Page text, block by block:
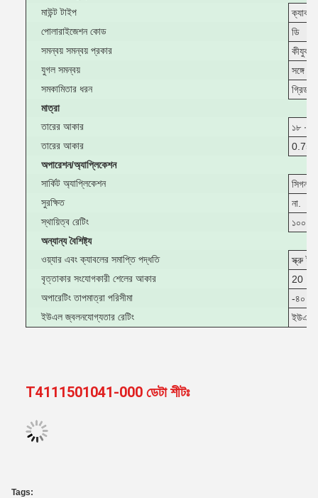
মাউন্ট টাইপ
ক্যাবল
পোলারাইজেশন কোড
ডি
সমন্বয় সমন্বয় প্রকার
কীযুক্ত
যুগল সমন্বয়
সঙ্গে
সমকামিতার ধরন
মাত্রা
তারের আকার
১৮ ∙
তারের আকার
0.75 ∙
অপারেশন/অ্যাপ্লিকেশন
সার্কিট অ্যাপ্লিকেশন
সুরক্ষিত
না.
স্থায়িত্ব রেটিং
১০০
অন্যান্য বৈশিষ্ট্য
ওয়্যার এবং ক্যাবলের সমাপ্তি পদ্ধতি
স্ক্রু
বৃত্তাকার সংযোগকারী শেলের আকার
20
অপারেটিং তাপমাত্রা পরিসীমা
-৪০ ০
ইউএল জ্বলনযোগ্যতার রেটিং
ইউএল
T4111501041-000 ডেটা শীটঃ
Tags: